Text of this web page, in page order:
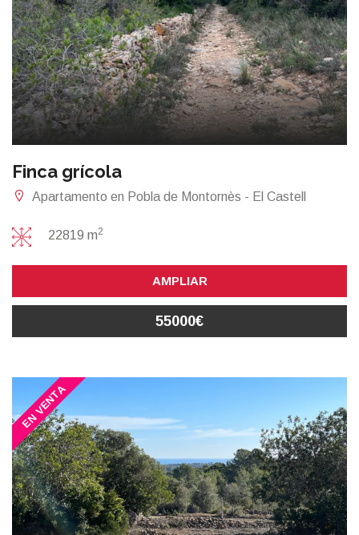
Finca grícola
Apartamento en Pobla de Montornès - El Castell
22819 m2
AMPLIAR
55000€
EN VENTA